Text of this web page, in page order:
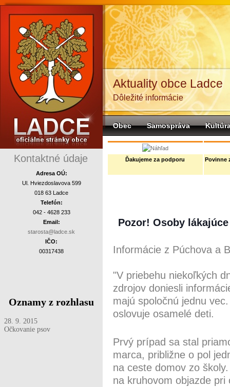
Kontaktné údaje
Adresa OÚ:
Ul. Hviezdoslavova 599
018 63 Ladce
Telefón:
042 - 4628 233
Email:
starosta@ladce.sk
IČO:
00317438
Oznamy z rozhlasu
28. 9. 2015
Očkovanie psov
Aktuality obce Ladce
Dôležité informácie
Obec Samospráva
komunalne
Ďakujeme za podporu Povinne
Pozor! Osoby
Informácie z Púchova a
"V priebehu niekoľkých
zdrojov doniesli
majú spoločnú jednu
oslovuje osamelé deti.
Prvý prípad sa stal
marca, približne o pol
na ceste domov zo
na kruhovom objazde